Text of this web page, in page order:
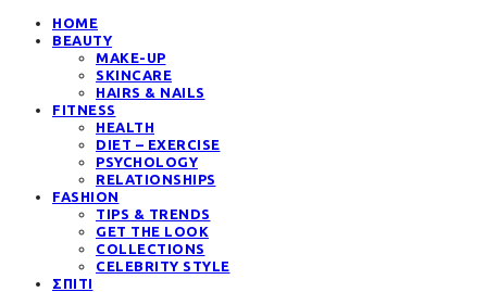
HOME
BEAUTY
MAKE-UP
SKINCARE
HAIRS & NAILS
FITNESS
HEALTH
DIET – EXERCISE
PSYCHOLOGY
RELATIONSHIPS
FASHION
TIPS & TRENDS
GET THE LOOK
COLLECTIONS
CELEBRITY STYLE
ΣΠΙΤΙ